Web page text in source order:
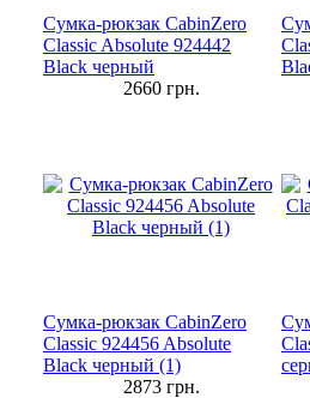
Сумка-рюкзак CabinZero
Classic Absolute 924442
Black черный
2660грн.
Сумка-рюкзак CabinZero
Classic 924456 Absolute
Black черный (1)
2873грн.